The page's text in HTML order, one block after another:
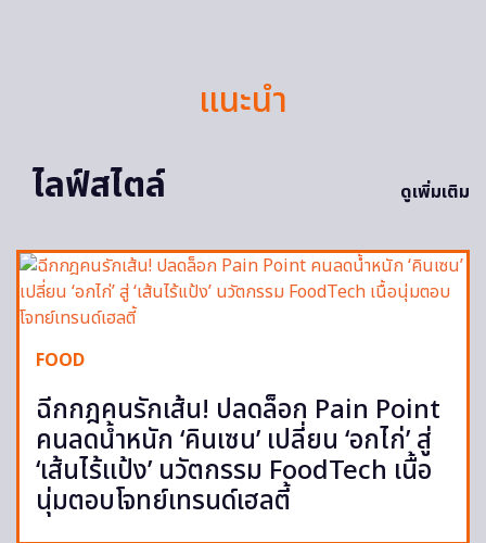
แนะนำ
ไลฟ์สไตล์
ดูเพิ่มเติม
FOOD
ฉีกกฎคนรักเส้น! ปลดล็อก Pain Point
คนลดน้ำหนัก ‘คินเซน’ เปลี่ยน ‘อกไก่’ สู่
‘เส้นไร้แป้ง’ นวัตกรรม FoodTech เนื้อ
นุ่มตอบโจทย์เทรนด์เฮลตี้